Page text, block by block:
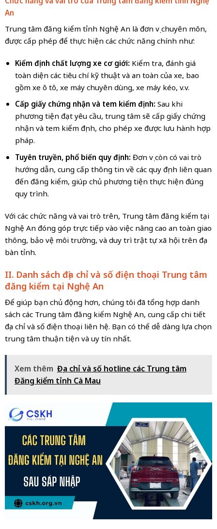
An
Trung tâm đăng kiểm tỉnh Nghệ An là đơn vị chuyên môn,
được cấp phép để thực hiện các chức năng chính như:
Kiểm định chất lượng xe cơ giới: Kiểm tra, đánh giá
toàn diện các tiêu chí kỹ thuật và an toàn của xe, bao
gồm xe ô tô, xe máy chuyên dùng, xe máy kéo, v.v.
Cấp giấy chứng nhận và tem kiểm định: Sau khi
phương tiện đạt yêu cầu, trung tâm sẽ cấp giấy chứng
nhận và tem kiểm định, cho phép xe được lưu hành hợp
pháp.
Tuyên truyền, phổ biến quy định: Đơn vị còn có vai trò
hướng dẫn, cung cấp thông tin về các quy định liên quan
đến đăng kiểm, giúp chủ phương tiện thực hiện đúng
quy trình.
Với các chức năng và vai trò trên, Trung tâm đăng kiểm tại
Nghệ An đóng góp trực tiếp vào việc nâng cao an toàn giao
thông, bảo vệ môi trường, và duy trì trật tự xã hội trên địa
bàn tỉnh.
II. Danh sách địa chỉ và số điện thoại Trung tâm
đăng kiểm tại Nghệ An
Để giúp bạn chủ động hơn, chúng tôi đã tổng hợp danh
sách các Trung tâm đăng kiểm Nghệ An, cung cấp chi tiết
địa chỉ và số điện thoại liên hệ. Bạn có thể dễ dàng lựa chọn
trung tâm thuận tiện và uy tín nhất.
Xem thêm Địa chỉ và số hotline các Trung tâm
Đăng kiểm tỉnh Cà Mau